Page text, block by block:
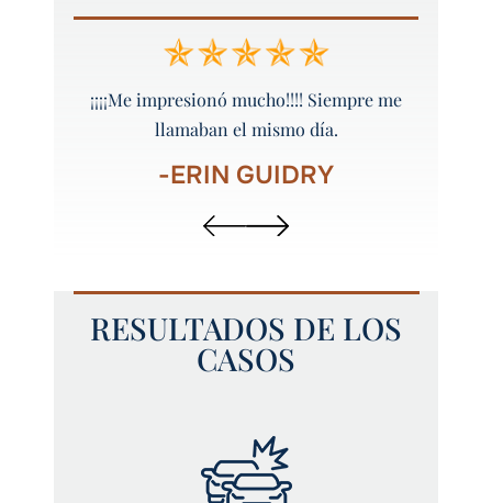
¡¡¡¡Me impresionó mucho!!!! Siempre me
llamaban el mismo día.
-ERIN GUIDRY
RESULTADOS DE LOS
CASOS